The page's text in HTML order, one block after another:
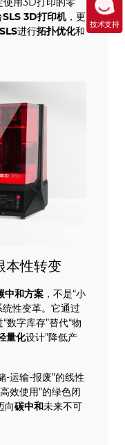
SLS 3D打印机，更
SLS进行拓扑优化和
本性转变
中和方案 ，不是“小
性变革。它通过
数字库存”替代“物
量化设计”降低产
-运输-报废”的线性
效使用”的绿色闭
向碳中和未来不可
技术支持